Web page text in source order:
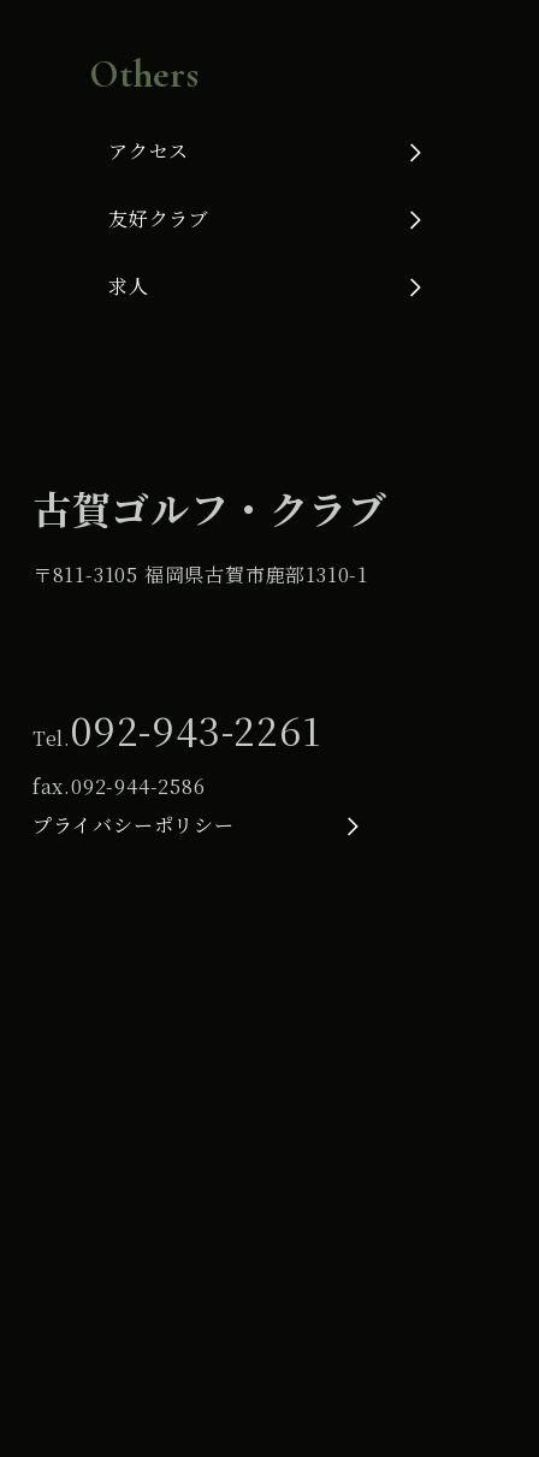
Others
アクセス
友好クラブ
求人
古賀ゴルフ・クラブ
〒811-3105 福岡県古賀市鹿部1310-1
Tel.092-943-2261
fax.092-944-2586
プライバシーポリシー